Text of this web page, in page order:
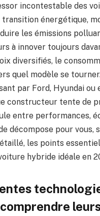
incontestable des
transition énergétique,
les émissions
à innover toujours
diversifiés, le
quel modèle se
par Ford, Hyundai ou
constructeur tente de
entre performances,
décompose pour vous,
les points
hybride idéale en